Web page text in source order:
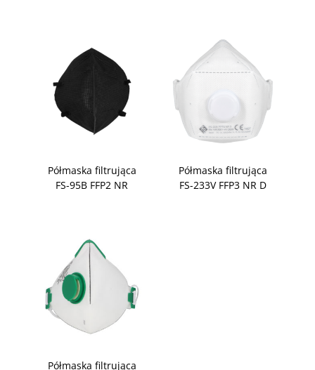
Półmaska filtrująca
FS-95B FFP2 NR
Półmaska filtrująca
FS-233V FFP3 NR D
Półmaska filtrująca